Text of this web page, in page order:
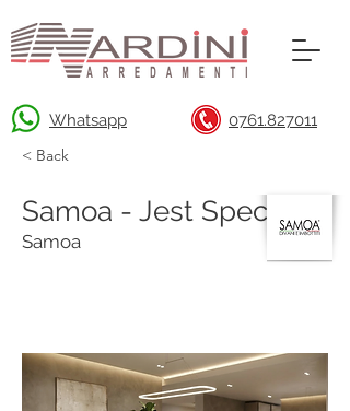
Whatsapp
0761.827011
< Back
Samoa - Jest Special
Samoa